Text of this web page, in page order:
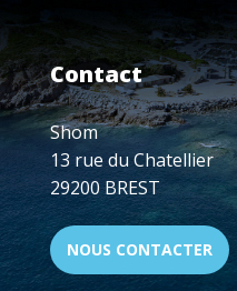
Contact
Shom
13 rue du Chatellier
29200 BREST
NOUS CONTACTER